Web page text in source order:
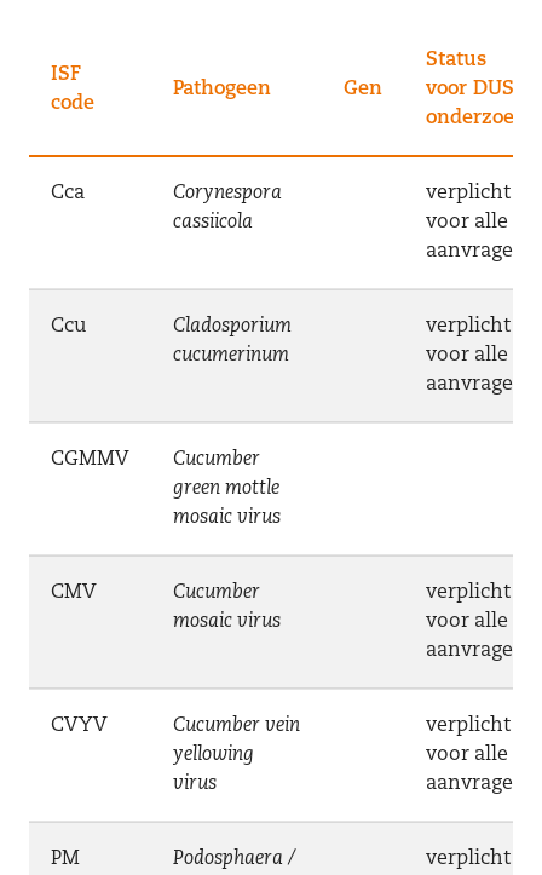
ISF
code
Pathogeen Gen
Status
voor DUS-
onderzoek
Cca
Corynespora
cassiicola
verplicht
voor alle
aanvragen
Ccu
Cladosporium
cucumerinum
verplicht
voor alle
aanvragen
CGMMV
Cucumber
green mottle
mosaic virus
CMV
Cucumber
mosaic virus
verplicht
voor alle
aanvragen
CVYV
Cucumber vein
yellowing
virus
verplicht
voor alle
aanvragen
PM
Podosphaera /
verplicht